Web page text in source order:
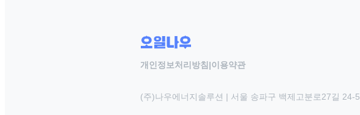
개인정보처리방침 |이용약관
(주)나우에너지솔루션 | 서울 송파구 백제고분로27길 24-5